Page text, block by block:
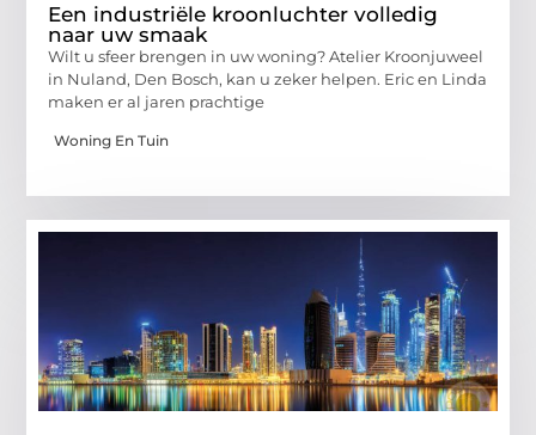
Een industriële kroonluchter volledig
naar uw smaak
Wilt u sfeer brengen in uw woning? Atelier Kroonjuweel
in Nuland, Den Bosch, kan u zeker helpen. Eric en Linda
maken er al jaren prachtige
Woning En Tuin